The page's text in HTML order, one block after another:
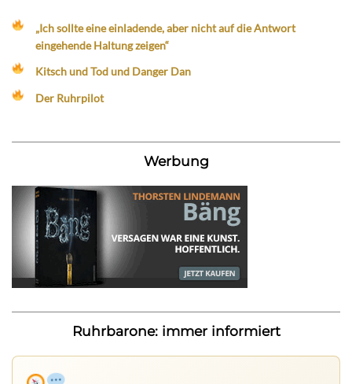
„Ich sollte eine einladende, aber nicht auf die Antwort
eingehende Haltung zeigen“
Kitsch und Tod und Danger Dan
Der Ruhrpilot
Werbung
Ruhrbarone: immer informiert